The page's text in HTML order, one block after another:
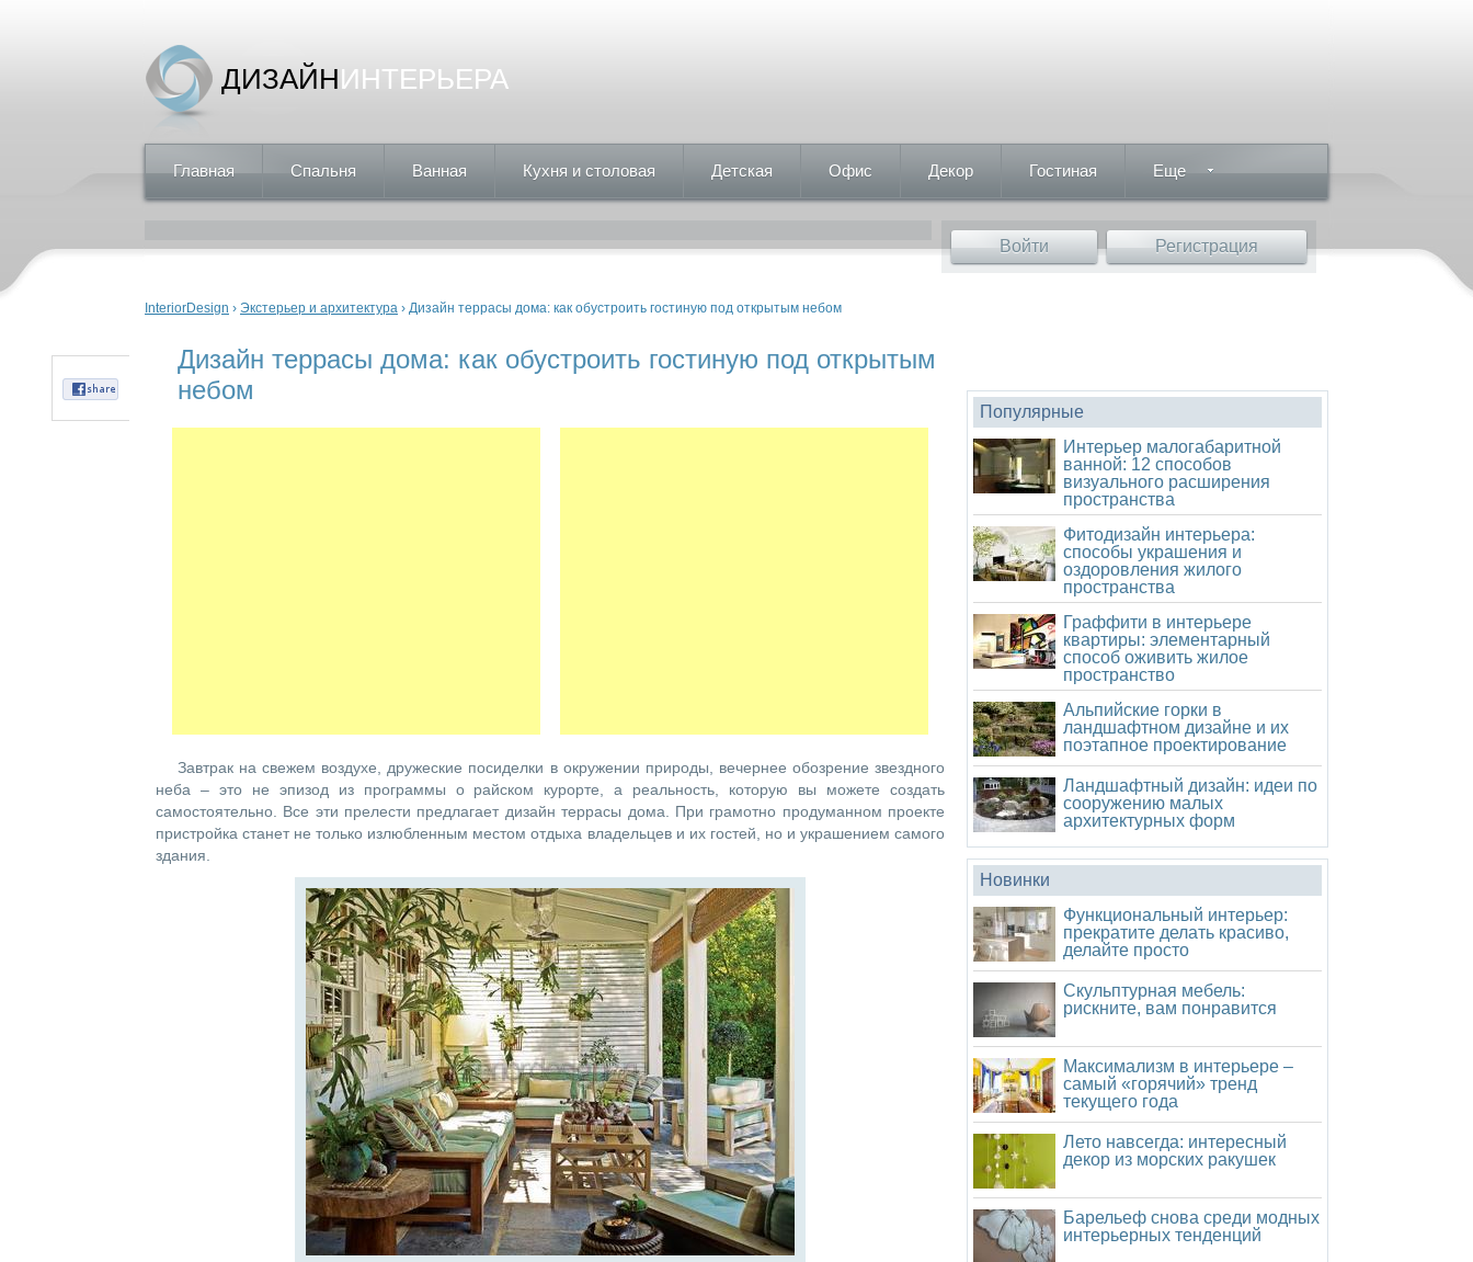
ДИЗАЙНИНТЕРЬЕРА
Главная Спальня Ванная Кухня и столовая Детская Офис Декор Гостиная Еще
Войти Регистрация
Вы здесь
InteriorDesign › Экстерьер и архитектура › Дизайн террасы дома: как обустроить гостиную под открытым небом
Дизайн террасы дома: как обустроить гостиную под открытым
небом
Завтрак на свежем воздухе, дружеские посиделки в окружении природы, вечернее обозрение звездного
неба – это не эпизод из программы о райском курорте, а реальность, которую вы можете создать
самостоятельно. Все эти прелести предлагает дизайн террасы дома. При грамотно продуманном проекте
пристройка станет не только излюбленным местом отдыха владельцев и их гостей, но и украшением самого
здания.
Популярные
Интерьер малогабаритной
ванной: 12 способов
визуального расширения
пространства
Фитодизайн интерьера:
способы украшения и
оздоровления жилого
пространства
Граффити в интерьере
квартиры: элементарный
способ оживить жилое
пространство
Альпийские горки в
ландшафтном дизайне и их
поэтапное проектирование
Ландшафтный дизайн: идеи по
сооружению малых
архитектурных форм
Новинки
Функциональный интерьер:
прекратите делать красиво,
делайте просто
Скульптурная мебель:
рискните, вам понравится
Максимализм в интерьере –
самый «горячий» тренд
текущего года
Лето навсегда: интересный
декор из морских ракушек
Барельеф снова среди модных
интерьерных тенденций